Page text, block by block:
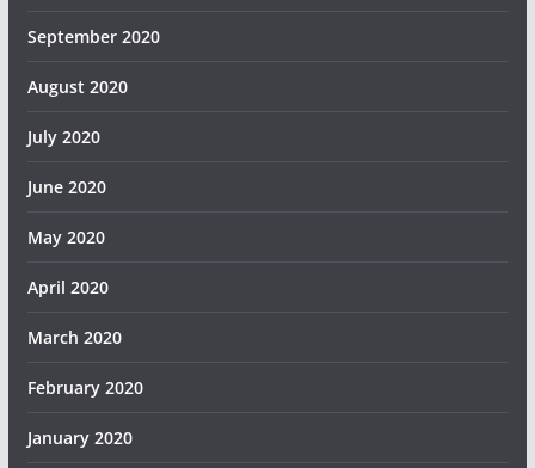
September 2020
August 2020
July 2020
June 2020
May 2020
April 2020
March 2020
February 2020
January 2020